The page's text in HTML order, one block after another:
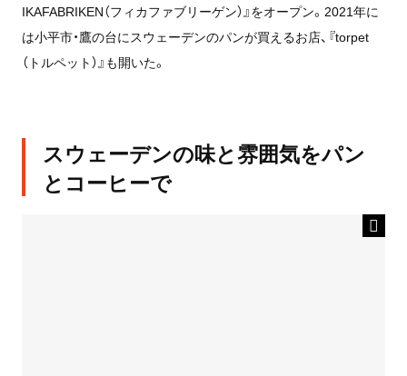
IKAFABRIKEN（フィカファブリーゲン）』をオープン。2021年に
は小平市・鷹の台にスウェーデンのパンが買えるお店、『torpet
（トルペット）』も開いた。
スウェーデンの味と雰囲気をパン
とコーヒーで